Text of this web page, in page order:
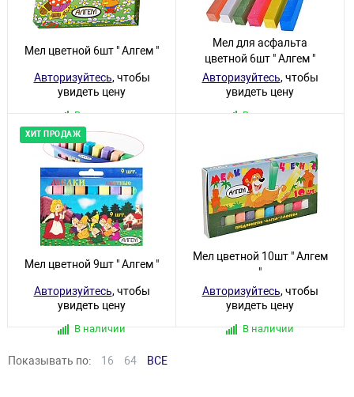
Мел цветной 6шт " Алгем "
Авторизуйтесь, чтобы
увидеть цену
В наличии
Мел для асфальта
цветной 6шт " Алгем "
Авторизуйтесь, чтобы
увидеть цену
В наличии
ХИТ ПРОДАЖ
Мел цветной 9шт " Алгем "
Авторизуйтесь, чтобы
увидеть цену
В наличии
Мел цветной 10шт " Алгем
"
Авторизуйтесь, чтобы
увидеть цену
В наличии
Показывать по: 16 64 ВСЕ